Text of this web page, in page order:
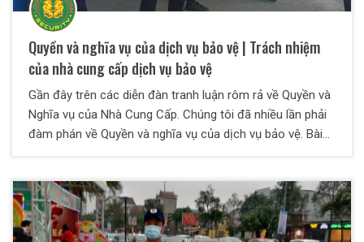
Quyền và nghĩa vụ của dịch vụ bảo vệ | Trách nhiệm
của nhà cung cấp dịch vụ bảo vệ
Gần đây trên các diễn đàn tranh luận rôm rả về Quyền và
Nghĩa vụ của Nhà Cung Cấp. Chúng tôi đã nhiều lần phải
đàm phán về Quyền và nghĩa vụ của dịch vụ bảo vệ. Bài
Khách hàng (Bên Thuê). Quyền và nghĩa vụ của dịch vụ
bảo vệ trên cơ sở quy định của Pháp luật hiện hành